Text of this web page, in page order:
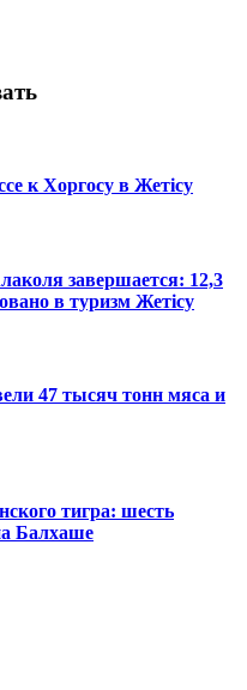
к Хоргосу в Жетісу
завершается: 12,3
в туризм Жетісу
47 тысяч тонн мяса и
тигра: шесть
Балхаше